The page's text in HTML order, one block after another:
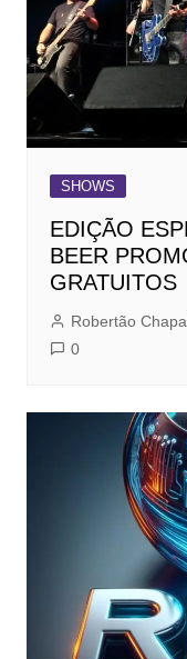
SHOWS
EDIÇÃO
BEER
GRATUITOS
Robertão
0